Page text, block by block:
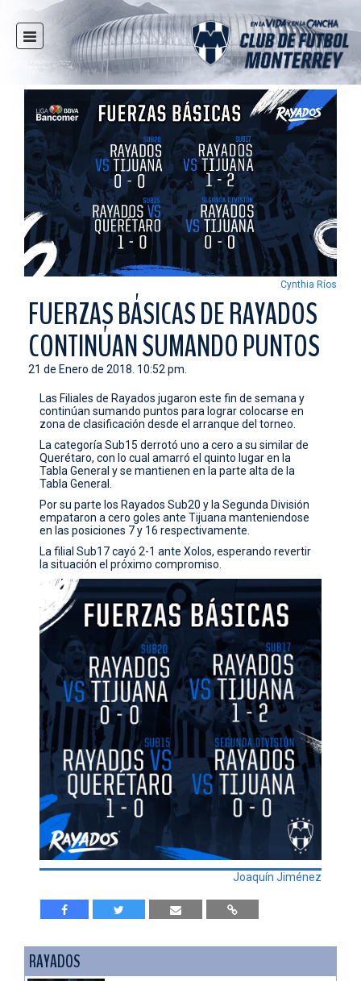
INICIO
NOTICIAS
CLUB
MULTIMEDIA
RAYADOS
RAYADAS
FUERZAS BÁSICAS
RESPONSABILIDAD SOCIAL
TAQUILLA
TIENDA
ESTADIO
PRENSA
Cynthia Ríos
FUERZAS BÁSICAS DE RAYADOS
CONTINÚAN SUMANDO PUNTOS
21 de Enero de 2018. 10:52 pm.
Las Filiales de Rayados jugaron este fin de semana y
continúan sumando puntos para lograr colocarse en
zona de clasificación desde el arranque del torneo.
La categoría Sub15 derrotó uno a cero a su similar de
Querétaro, con lo cual amarró el quinto lugar en la
Tabla General y se mantienen en la parte alta de la
Tabla General.
Por su parte los Rayados Sub20 y la Segunda División
empataron a cero goles ante Tijuana manteniendose
en las posiciones 7 y 16 respectivamente.
La filial Sub17 cayó 2-1 ante Xolos, esperando revertir
la situación el próximo compromiso.
Joaquín Jiménez
RAYADOS